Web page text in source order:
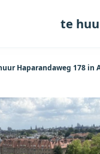
te
Haparandaweg 178 in